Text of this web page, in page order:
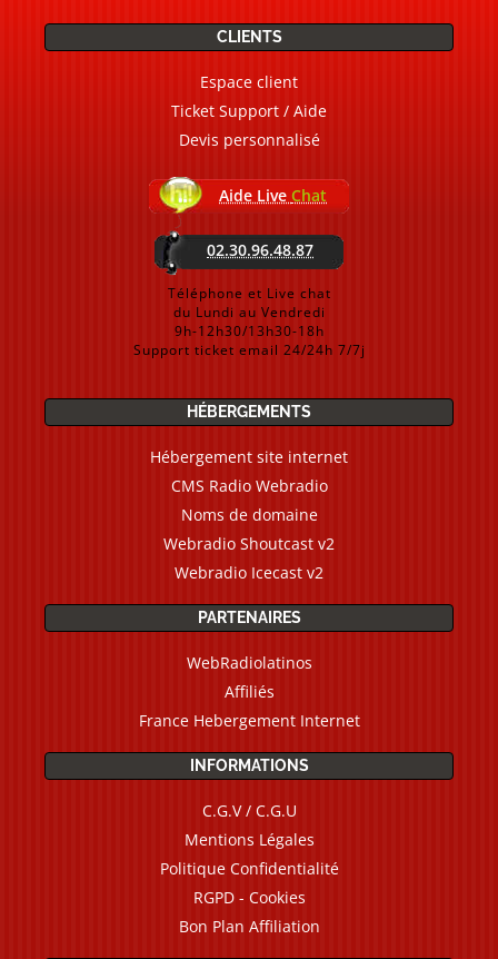
CLIENTS
Espace client
Ticket Support / Aide
Devis personnalisé
Aide Live Chat
02.30.96.48.87
Téléphone et Live chat
du Lundi au Vendredi
9h-12h30/13h30-18h
Support ticket email 24/24h 7/7j
HÉBERGEMENTS
Hébergement site internet
CMS Radio Webradio
Noms de domaine
Webradio Shoutcast v2
Webradio Icecast v2
PARTENAIRES
WebRadiolatinos
Affiliés
France Hebergement Internet
INFORMATIONS
C.G.V / C.G.U
Mentions Légales
Politique Confidentialité
RGPD - Cookies
Bon Plan Affiliation